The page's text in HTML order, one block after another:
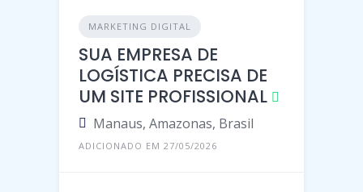
MARKETING DIGITAL
SUA EMPRESA DE
LOGÍSTICA PRECISA DE
UM SITE PROFISSIONAL
Manaus, Amazonas, Brasil
ADICIONADO EM 27/05/2026